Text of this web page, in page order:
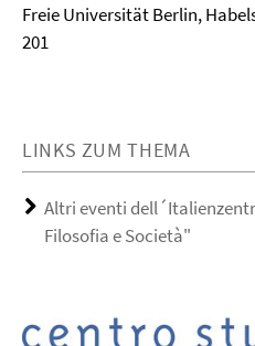
Freie Universität Berlin,
201
LINKS ZUM THEMA
Altri eventi
Filosofia e Società"